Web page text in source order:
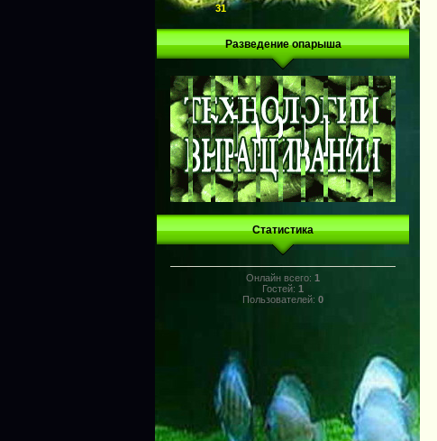
31
Разведение опарыша
Статистика
Онлайн всего: 1
Гостей: 1
Пользователей: 0